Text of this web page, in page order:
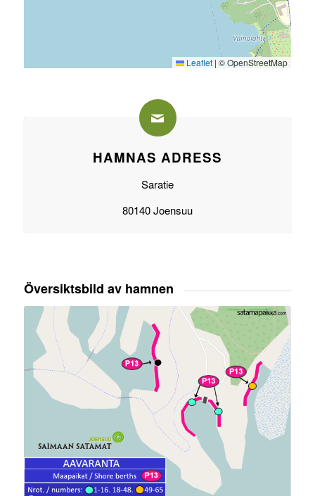
Leaflet | © OpenStreetMap
HAMNAS ADRESS
Saratie
80140 Joensuu
Översiktsbild av hamnen